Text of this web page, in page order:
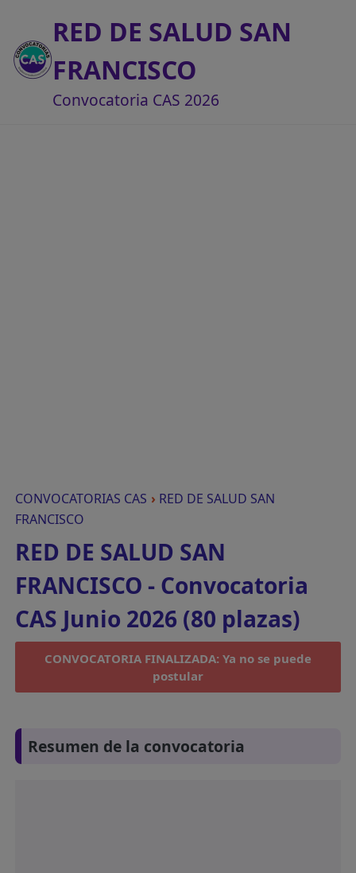
RED DE SALUD SAN
FRANCISCO
Convocatoria CAS 2026
CONVOCATORIAS CAS › RED DE SALUD SAN
FRANCISCO
RED DE SALUD SAN
FRANCISCO - Convocatoria
CAS Junio 2026 (80 plazas)
CONVOCATORIA FINALIZADA: Ya no se puede
postular
Resumen de la convocatoria